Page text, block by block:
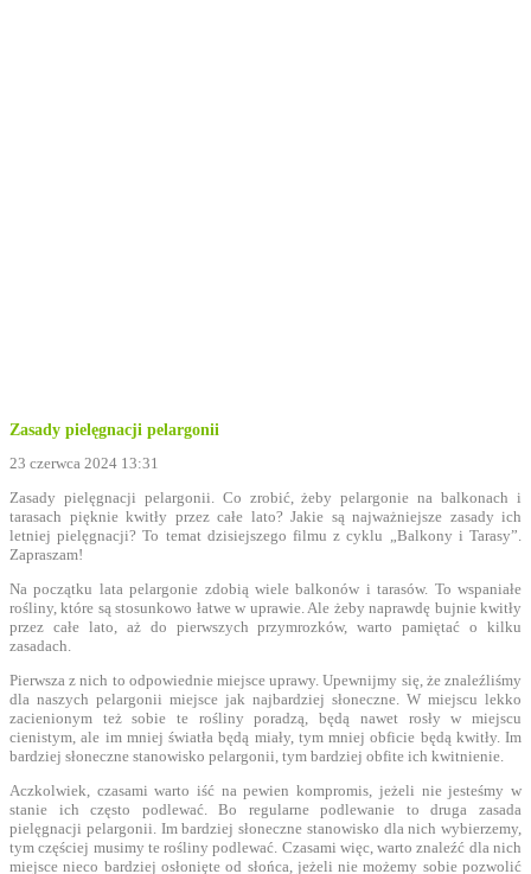
Zasady pielęgnacji pelargonii
23 czerwca 2024 13:31
Zasady pielęgnacji pelargonii. Co zrobić, żeby pelargonie na balkonach i
tarasach pięknie kwitły przez całe lato? Jakie są najważniejsze zasady ich
letniej pielęgnacji? To temat dzisiejszego filmu z cyklu „Balkony i Tarasy”.
Zapraszam!
Na początku lata pelargonie zdobią wiele balkonów i tarasów. To wspaniałe
rośliny, które są stosunkowo łatwe w uprawie. Ale żeby naprawdę bujnie kwitły
przez całe lato, aż do pierwszych przymrozków, warto pamiętać o kilku
zasadach.
Pierwsza z nich to odpowiednie miejsce uprawy. Upewnijmy się, że znaleźliśmy
dla naszych pelargonii miejsce jak najbardziej słoneczne. W miejscu lekko
zacienionym też sobie te rośliny poradzą, będą nawet rosły w miejscu
cienistym, ale im mniej światła będą miały, tym mniej obficie będą kwitły. Im
bardziej słoneczne stanowisko pelargonii, tym bardziej obfite ich kwitnienie.
Aczkolwiek, czasami warto iść na pewien kompromis, jeżeli nie jesteśmy w
stanie ich często podlewać. Bo regularne podlewanie to druga zasada
pielęgnacji pelargonii. Im bardziej słoneczne stanowisko dla nich wybierzemy,
tym częściej musimy te rośliny podlewać. Czasami więc, warto znaleźć dla nich
miejsce nieco bardziej osłonięte od słońca, jeżeli nie możemy sobie pozwolić